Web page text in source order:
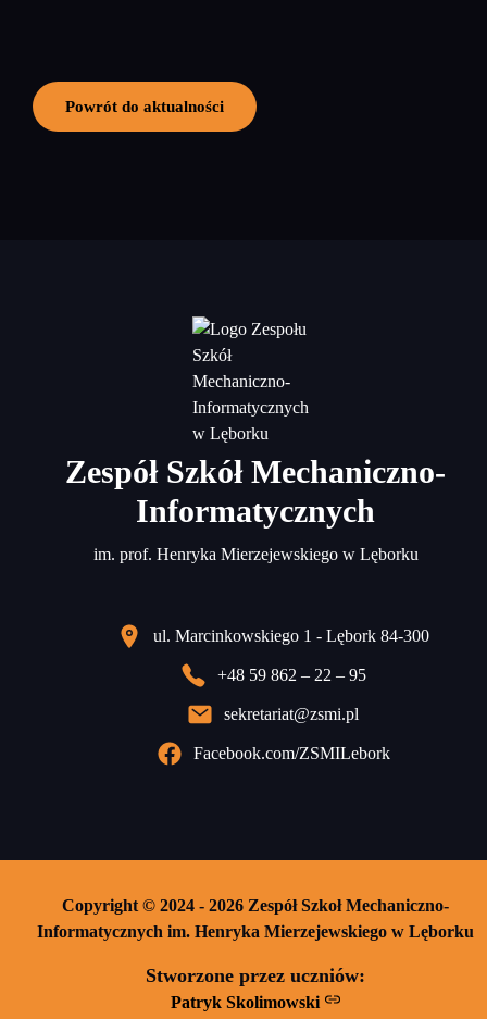
Powrót do aktualności
Zespół Szkół Mechaniczno-
Informatycznych
im. prof. Henryka Mierzejewskiego w Lęborku
ul. Marcinkowskiego 1 - Lębork 84-300
+48 59 862 – 22 – 95
sekretariat@zsmi.pl
Facebook.com/ZSMILebork
Copyright © 2024 - 2026 Zespół Szkoł Mechaniczno-
Informatycznych im. Henryka Mierzejewskiego w Lęborku
Stworzone przez uczniów:
Patryk Skolimowski